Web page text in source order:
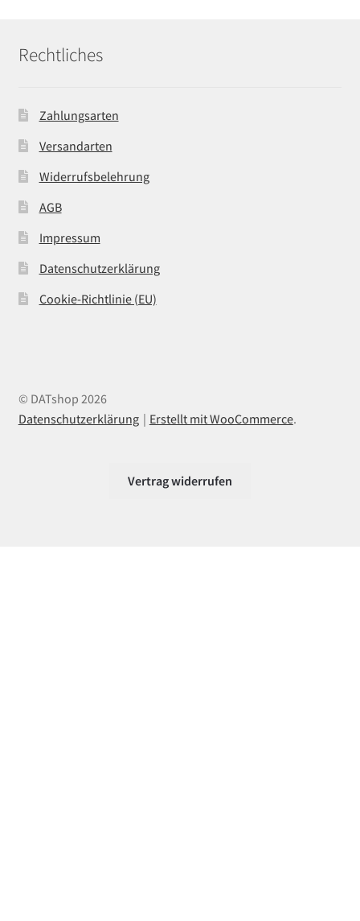
Rechtliches
Zahlungsarten
Versandarten
Widerrufsbelehrung
AGB
Impressum
Datenschutzerklärung
Cookie-Richtlinie (EU)
© DATshop 2026
Datenschutzerklärung
Erstellt mit WooCommerce.
Vertrag widerrufen